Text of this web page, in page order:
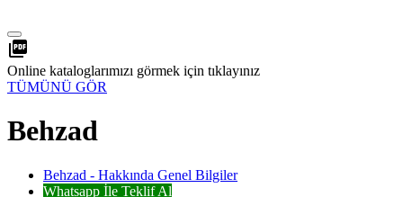
picture_as_pdf
Online kataloglarımızı görmek için tıklayınız
TÜMÜNÜ GÖR
Behzad
Behzad - Hakkında Genel Bilgiler
Whatsapp İle Teklif Al